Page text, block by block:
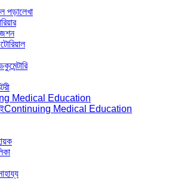
পড়ালেখা
Medical Education
Continuing Medical Education